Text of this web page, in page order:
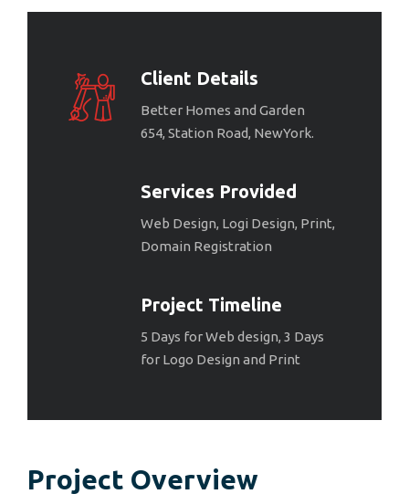
Client Details
Better Homes and Garden
654, Station Road, NewYork.
Services Provided
Web Design, Logi Design, Print,
Domain Registration
Project Timeline
5 Days for Web design, 3 Days
for Logo Design and Print
Project Overview